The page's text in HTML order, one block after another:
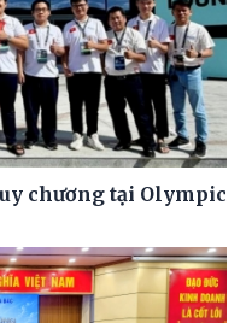
chương tại Olympic